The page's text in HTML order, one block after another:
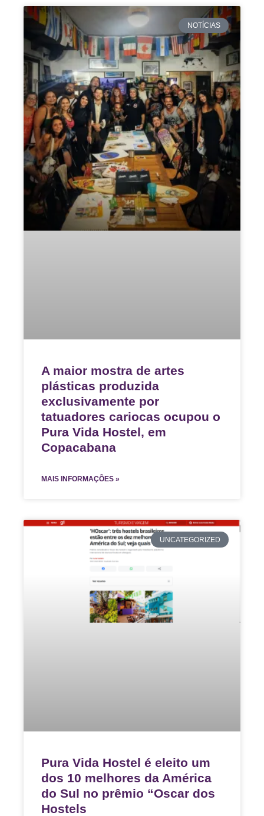
NOTÍCIAS
A maior mostra de artes
plásticas produzida
exclusivamente por
tatuadores cariocas ocupou o
Pura Vida Hostel, em
Copacabana
MAIS INFORMAÇÕES »
UNCATEGORIZED
Pura Vida Hostel é eleito um
dos 10 melhores da América
do Sul no prêmio “Oscar dos
Hostels